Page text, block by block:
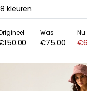
kleuren
Was
€75.00
Nu